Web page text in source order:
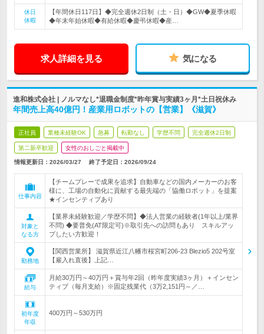
休日
休暇
【年間休日117日】◆完全週休2日制（土・日）◆GW◆夏季休暇
◆年末年始休暇◆有給休暇◆慶弔休暇◆産…
求人詳細を見る 気になる
進和株式会社 | ノルマなし*退職金制度*昨年賞与実績3ヶ月*土日祝休み
年間売上高40億円！産業用ロボットの【営業】《滋賀》
正社員 業種未経験OK 急募 転勤なし 学歴不問 完全週休2日制
第二新卒歓迎 女性のおしごと掲載中
情報更新日：2026/03/27 終了予定日： 2026/09/24
仕事内容
【チームプレーで成果を追求】自動車などの国内メーカーのお客
様に、工場の自動化に貢献する最先端の「協働ロボット」を提案
★インセンティブあり
対象と
なる方
【業界未経験歓迎／学歴不問】◆法人営業の経験者(1年以上/業界
不問) ◆要普免(AT限定可)※取引先への訪問もあり スキルアッ
プしたい方歓迎！
勤務地
【関西営業所】 滋賀県近江八幡市桜宮町206-23 Blezio5 202号室
【雇入れ直後】上記…
給与
月給30万円～40万円＋賞与年2回（昨年度実績3ヶ月）＋インセン
ティブ（毎月支給）※固定残業代（3万2,151円～／…
初年度
年収
400万円～530万円